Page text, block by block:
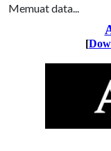
Memuat data...